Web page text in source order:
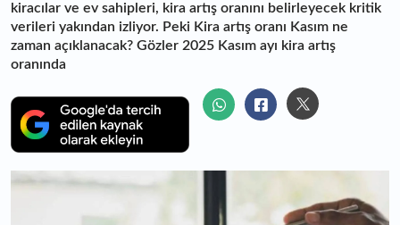
kiracılar ve ev sahipleri, kira artış oranını belirleyecek kritik
verileri yakından izliyor. Peki Kira artış oranı Kasım ne
zaman açıklanacak? Gözler 2025 Kasım ayı kira artış
oranında